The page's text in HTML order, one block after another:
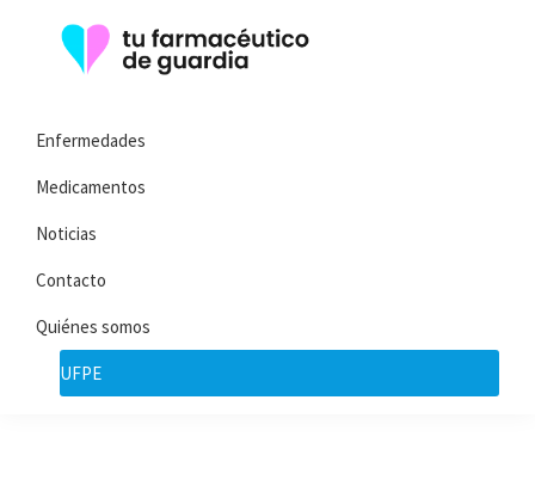
principal
Farmacéutico
de
Guardia
la
información
necesita
sobre
su
enfermedad
Enfermedades
Medicamentos
Noticias
Contacto
Quiénes somos
UFPE